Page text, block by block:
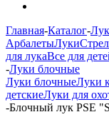
Главная-Каталог-
АрбалетыЛуки
для лукаВсе для
-Луки блочные
Луки блочныеЛуки
детскиеЛуки для
-Блочный лук PSE